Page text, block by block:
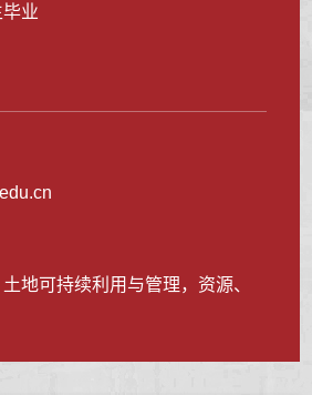
业
地可持续利用与管理，资源、